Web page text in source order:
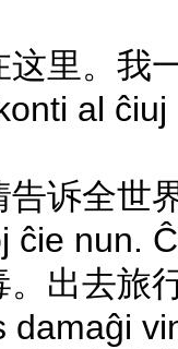
里。我
al
诉全世
ĉie nun.
出去旅
damaĝi